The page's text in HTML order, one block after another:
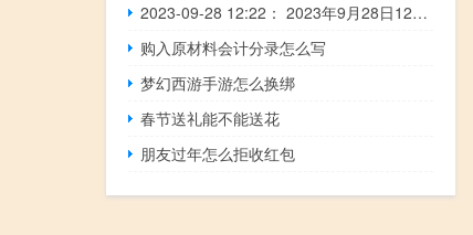
2023-09-28 12:22： 2023年9月28日12时18分，G15沈海高速连云港段由于车流量大，关闭赣榆港、海头、赣榆双向入口。 ​​​
购入原材料会计分录怎么写
梦幻西游手游怎么换绑
春节送礼能不能送花
朋友过年怎么拒收红包